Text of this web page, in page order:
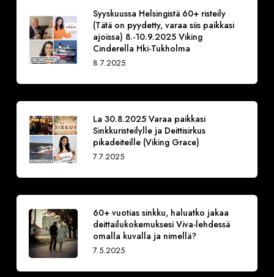
Syyskuussa Helsingistä 60+ risteily
(Tätä on pyydetty, varaa siis paikkasi
ajoissa) 8.-10.9.2025 Viking
Cinderella Hki-Tukholma
8.7.2025
La 30.8.2025 Varaa paikkasi
Sinkkuristeilylle ja Deittisirkus
pikadeiteille (Viking Grace)
7.7.2025
60+ vuotias sinkku, haluatko jakaa
deittailukokemuksesi Viva-lehdessä
omalla kuvalla ja nimellä?
7.5.2025